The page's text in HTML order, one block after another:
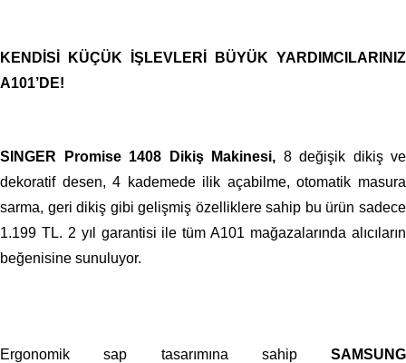
KENDİSİ KÜÇÜK İŞLEVLERİ BÜYÜK YARDIMCILARINIZ
A101’DE!
SINGER Promise 1408 Dikiş Makinesi, 8 değişik dikiş ve
dekoratif desen, 4 kademede ilik açabilme, otomatik masura
sarma, geri dikiş gibi gelişmiş özelliklere sahip bu ürün sadece
1.199 TL. 2 yıl garantisi ile tüm A101 mağazalarında alıcıların
beğenisine sunuluyor.
Ergonomik sap tasarımına sahip SAMSUNG